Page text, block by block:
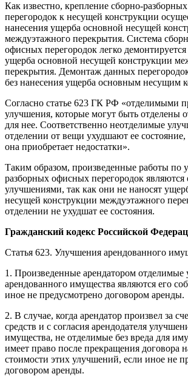
Как известно, крепление сборно-
перегородок к несущей конструкции
нанесения ущерба основной несущей
междуэтажного перекрытия. Система
офисных перегородок легко демонтируется
ущерба основной несущей конструкции
перекрытия. Демонтаж данных
без нанесения ущерба основным несущим
Согласно статье 623 ГК РФ «отделимыми
улучшения, которые могут быть отделены
для нее. Соответственно неотделимые
отделении от вещи ухудшают ее состояние,
она приобретает недостатки».
Таким образом, произведенные работы по
разборных офисных перегородок
улучшениями, так как они не наносят
несущей конструкции междуэтажного
отделении не ухудшат ее состояния.
Гражданский кодекс Российской
Статья 623. Улучшения арендованного
1. Произведенные арендатором отделимые
арендованного имущества являются его
иное не предусмотрено договором аренды.
2. В случае, когда арендатор произвел за
средств и с согласия арендодателя
имущества, не отделимые без вреда для
имеет право после прекращения договора
стоимости этих улучшений, если иное не
договором аренды.